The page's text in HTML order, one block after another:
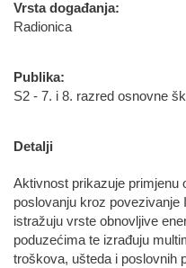
Vrsta događanja:
Radionica
Publika:
S2 - 7. i 8. razred osnovne
Detalji
Aktivnost prikazuje primjenu
poslovanju kroz povezivanje
istražuju vrste obnovljive
poduzećima te izrađuju
troškova, ušteda i poslovnih